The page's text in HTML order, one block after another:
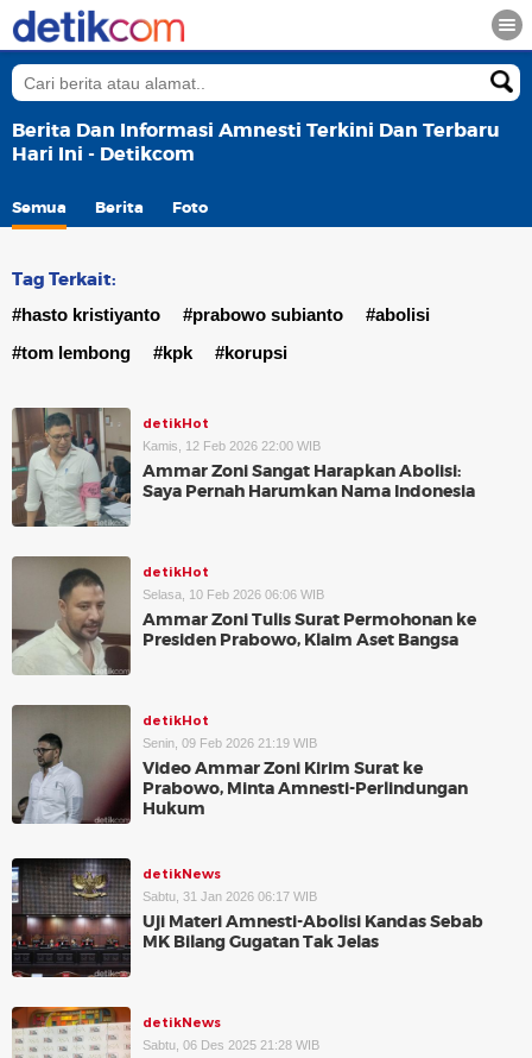
Berita Dan Informasi Amnesti Terkini Dan Terbaru
Hari Ini - Detikcom
Semua Berita Foto
Tag Terkait:
#hasto kristiyanto #prabowo subianto
#abolisi
#tom lembong
#kpk #korupsi
detikHot
Kamis, 12 Feb 2026 22:00 WIB
Ammar Zoni Sangat Harapkan Abolisi:
Saya Pernah Harumkan Nama Indonesia
detikHot
Selasa, 10 Feb 2026 06:06 WIB
Ammar Zoni Tulis Surat Permohonan ke
Presiden Prabowo, Klaim Aset Bangsa
detikHot
Senin, 09 Feb 2026 21:19 WIB
Video Ammar Zoni Kirim Surat ke
Prabowo, Minta Amnesti-Perlindungan
Hukum
detikNews
Sabtu, 31 Jan 2026 06:17 WIB
Uji Materi Amnesti-Abolisi Kandas Sebab
MK Bilang Gugatan Tak Jelas
detikNews
Sabtu, 06 Des 2025 21:28 WIB